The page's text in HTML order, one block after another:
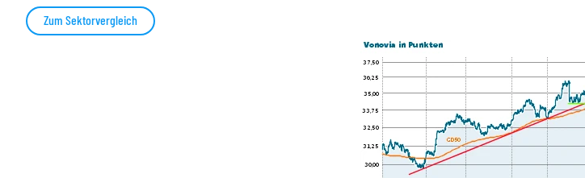
Zum Sektorvergleich